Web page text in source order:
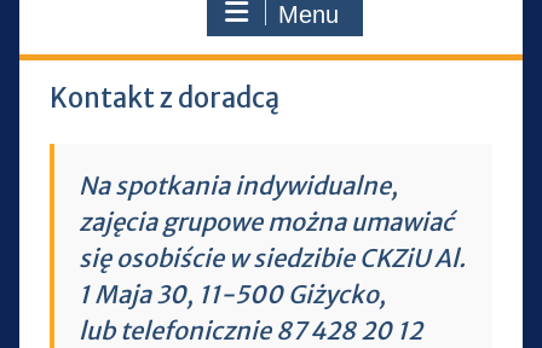
Menu
Kontakt z doradcą
Na spotkania indywidualne,
zajęcia grupowe można umawiać
się osobiście w siedzibie CKZiU Al.
1 Maja 30, 11-500 Giżycko,
lub telefonicznie 87 428 20 12